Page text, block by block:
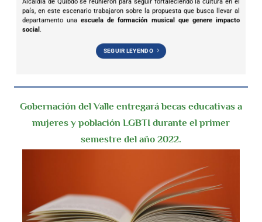
país, en este escenario trabajaron sobre la propuesta que busca llevar al
departamento unaescuela de formación musical que genere impacto
social.
SEGUIR LEYENDO
Gobernación del Valle entregará becas educativas a
mujeres y población LGBTI durante el primer
semestre del año 2022.